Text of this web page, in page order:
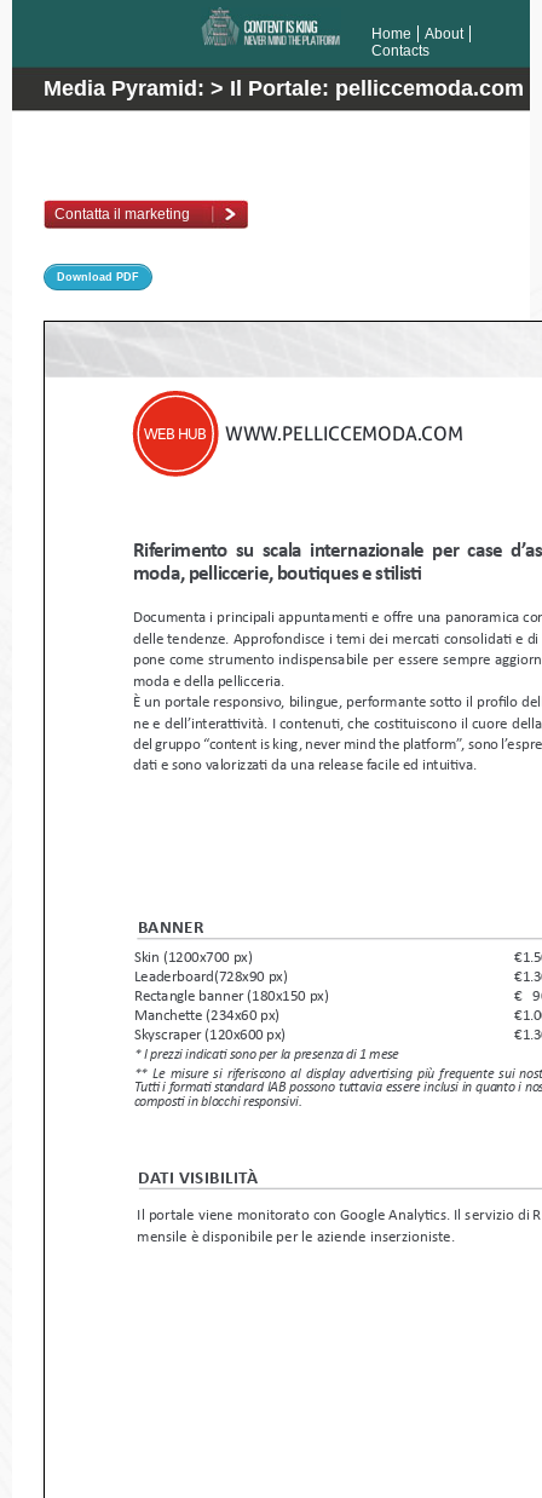
Home
About
Contacts
Media Pyramid: > Il Portale: pelliccemoda.com
Contatta il marketing
Download PDF
Riferimento su scala internazionale per case
moda, pelliccerie, boutiques e stilisti
Documenta i principali appuntamenti e offre una
delle tendenze. Approfondisce i temi dei mercati
pone come strumento indispensabile per essere sempre
moda e della pellicceria.
È un portale responsivo, bilingue, performante sotto il
ne e dell’interattività. I contenuti, che costituiscono il
del gruppo “content is king, never mind the platform”, sono
dati e sono valorizzati da una release facile ed intuitiva.
WEB HUB www.PELLICCEMODA.COM
Skin (1200x700 px)
€
Leaderboard(728x90 px)
€
Rectangle banner (180x150 px)
€
Manchette (234x60 px)
€
Skyscraper (120x600 px)
€
* I prezzi indicati sono per la presenza di 1 mese
** Le misure si riferiscono al display advertising più frequente
Tutti i formati standard IAB possono tuttavia essere inclusi in
composti in blocchi responsivi.
Il portale viene monitorato con Google Analytics. Il servizio
mensile è disponibile per le aziende inserzioniste.
DATI VISIBILITà
BANNER